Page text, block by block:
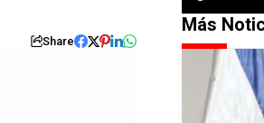
Share
Más